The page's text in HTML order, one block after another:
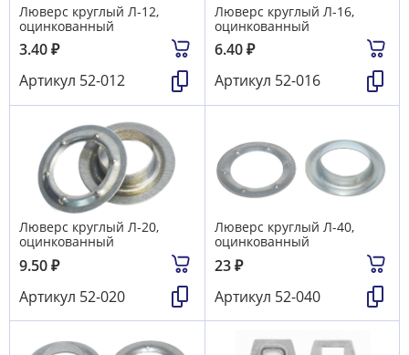
Люверс круглый Л-12,
оцинкованный
3.40₽
Артикул 52-012
Люверс круглый Л-16,
оцинкованный
6.40₽
Артикул 52-016
Люверс круглый Л-20,
оцинкованный
9.50₽
Артикул 52-020
Люверс круглый Л-40,
оцинкованный
23₽
Артикул 52-040